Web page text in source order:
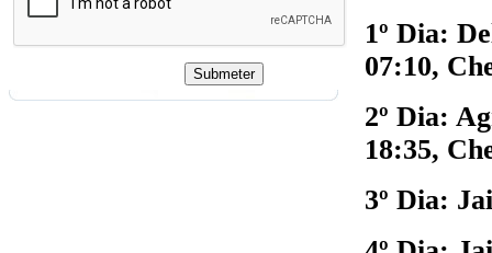
1º Dia:
07:10,
2º Dia:
18:35,
3º Dia: